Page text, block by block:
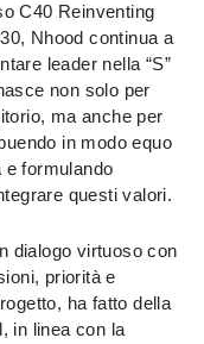
C40 Reinventing
Nhood continua a
leader nella “S”
non solo per
ma anche per
in modo equo
e formulando
questi valori.
dialogo virtuoso con
priorità e
ha fatto della
in linea con la